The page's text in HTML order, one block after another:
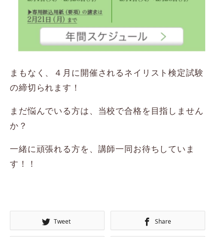
まもなく、４月に開催されるネイリスト検定試験
の締切られます！
まだ悩んでいる方は、当校で合格を目指しません
か？
一緒に頑張れる方を、講師一同お待ちしていま
す！！
Tweet Share